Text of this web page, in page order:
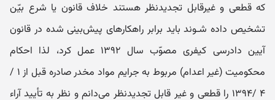
که قطعی و غیرقابل تجدیدنظر هستند خلاف قانون یا شرع بیّن
تشخیص داده شـوند باید برابر راهکارهای پیش‌بینی شده در قانون
آیین دادرسی کیفری مصوّب سال ۱۳۹۲ عمل کرد، لذا احکام
محکومیت (غیر اعدام) مربوط به جرایم مواد مخدر صادره قبل از ۱ /
۴ /۱۳۹۴ را قطعی و غیر قابل تجدیدنظر می‌دانم و نظر به تأیید آراء